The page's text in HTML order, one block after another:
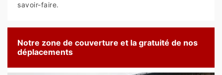
savoir-faire.
Notre zone de couverture et la gratuité de nos
déplacements